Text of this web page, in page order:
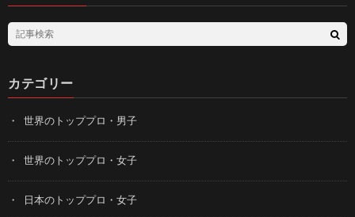
カテゴリー
世界のトッププロ・男子
世界のトッププロ・女子
日本のトッププロ・女子